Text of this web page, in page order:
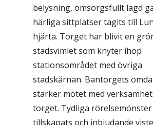
belysning, omsorgsfullt lagd
härliga sittplatser tagits till
hjärta. Torget har blivit en
stadsvimlet som knyter ihop
stationsområdet med övriga
stadskärnan. Bantorgets
stärker mötet med
torget. Tydliga
tillskapats och inbjudande